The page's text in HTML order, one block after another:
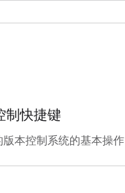
制快捷键
版本控制系统的基本操作